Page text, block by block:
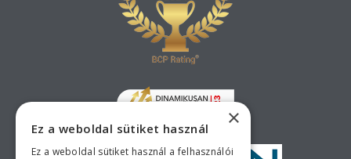
×
Ez a weboldal sütiket használ
Ez a weboldal sütiket használ a felhasználói